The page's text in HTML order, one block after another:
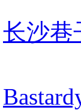
长沙巷